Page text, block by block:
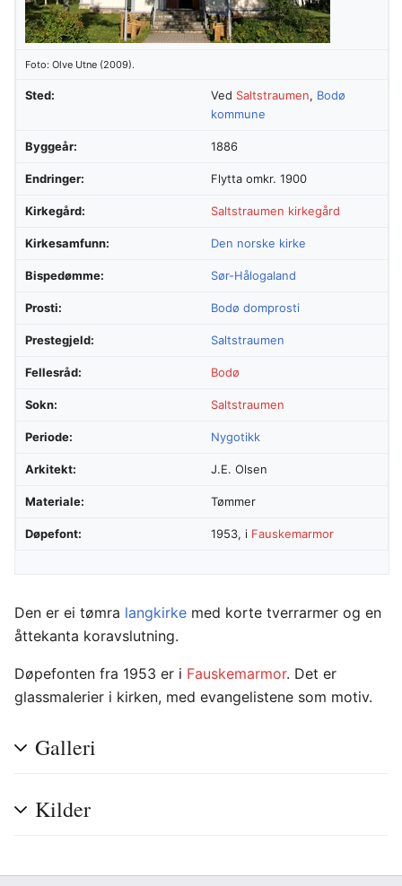
Foto: Olve Utne (2009).
Sted: Ved Saltstraumen, Bodø
kommune
Byggeår: 1886
Endringer: Flytta omkr. 1900
Kirkegård: Saltstraumen kirkegård
Kirkesamfunn: Den norske kirke
Bispedømme: Sør-Hålogaland
Prosti: Bodø domprosti
Prestegjeld: Saltstraumen
Fellesråd: Bodø
Sokn: Saltstraumen
Periode: Nygotikk
Arkitekt: J.E. Olsen
Materiale: Tømmer
Døpefont: 1953, i Fauskemarmor
Den er ei tømra langkirke med korte tverrarmer og en
åttekanta koravslutning.
Døpefonten fra 1953 er i Fauskemarmor. Det er
glassmalerier i kirken, med evangelistene som motiv.
Galleri
Kilder